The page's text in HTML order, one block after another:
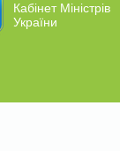
Кабінет Міністрів
України